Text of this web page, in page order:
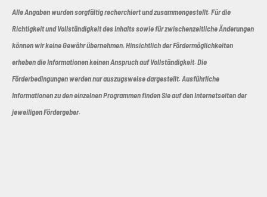
Alle Angaben wurden sorgfältig recherchiert und zusammengestellt. Für die
Richtigkeit und Vollständigkeit des Inhalts sowie für zwischenzeitliche Änderungen
können wir keine Gewähr übernehmen. Hinsichtlich der Fördermöglichkeiten
erheben die Informationen keinen Anspruch auf Vollständigkeit. Die
Förderbedingungen werden nur auszugsweise dargestellt. Ausführliche
Informationen zu den einzelnen Programmen finden Sie auf den Internetseiten der
jeweiligen Fördergeber.